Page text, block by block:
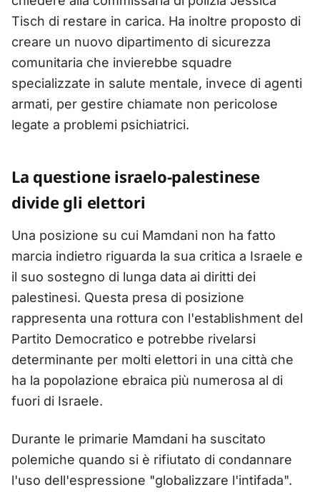
Tisch di restare in carica. Ha inoltre proposto di
creare un nuovo dipartimento di sicurezza
comunitaria che invierebbe squadre
specializzate in salute mentale, invece di agenti
armati, per gestire chiamate non pericolose
legate a problemi psichiatrici.
La questione israelo-palestinese
divide gli elettori
Una posizione su cui Mamdani non ha fatto
marcia indietro riguarda la sua critica a Israele e
il suo sostegno di lunga data ai diritti dei
palestinesi. Questa presa di posizione
rappresenta una rottura con l'establishment del
Partito Democratico e potrebbe rivelarsi
determinante per molti elettori in una città che
ha la popolazione ebraica più numerosa al di
fuori di Israele.
Durante le primarie Mamdani ha suscitato
polemiche quando si è rifiutato di condannare
l'uso dell'espressione "globalizzare l'intifada".